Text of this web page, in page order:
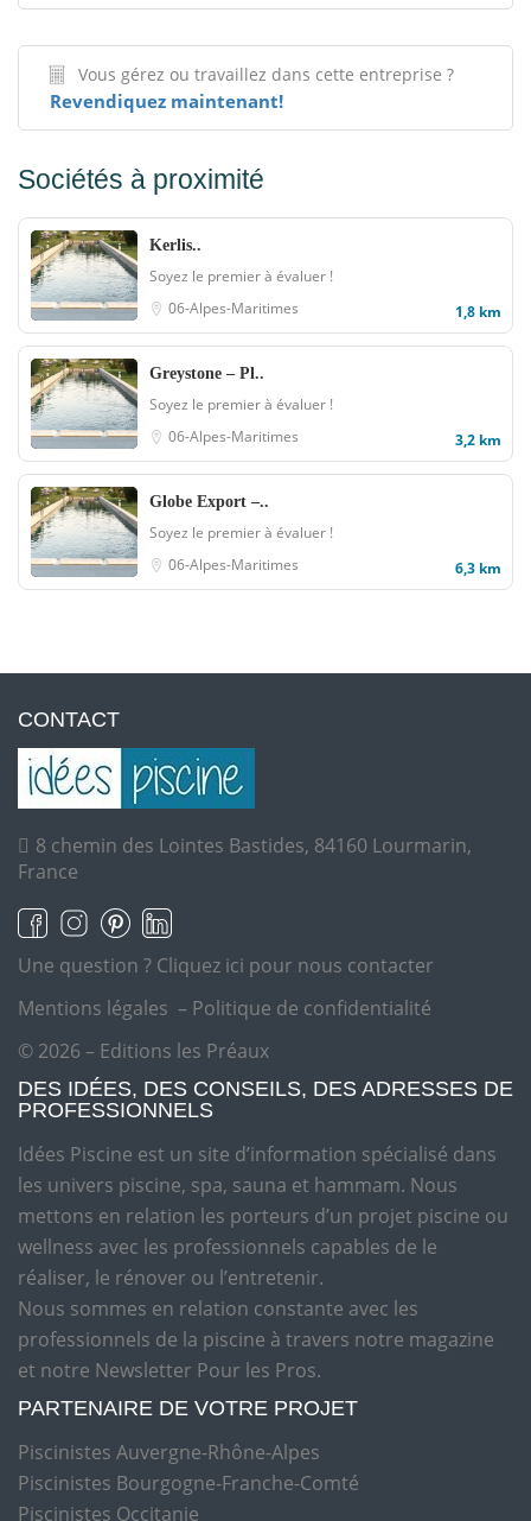
Vous gérez ou travaillez dans cette entreprise ?
Revendiquez maintenant!
Sociétés à proximité
Kerlis..
Soyez le premier à évaluer !
06-Alpes-Maritimes
1,8 km
Greystone – Pl..
Soyez le premier à évaluer !
06-Alpes-Maritimes
3,2 km
Globe Export –..
Soyez le premier à évaluer !
06-Alpes-Maritimes
6,3 km
CONTACT
8 chemin des Lointes Bastides, 84160 Lourmarin,
France
Une question ? Cliquez ici pour nous contacter
Mentions légales – Politique de confidentialité
© 2026 – Editions les Préaux
DES IDÉES, DES CONSEILS, DES ADRESSES DE
PROFESSIONNELS
Idées Piscine est un site d’information spécialisé dans
les univers piscine, spa, sauna et hammam. Nous
mettons en relation les porteurs d’un projet piscine ou
wellness avec les professionnels capables de le
réaliser, le rénover ou l’entretenir.
Nous sommes en relation constante avec les
professionnels de la piscine à travers notre magazine
et notre Newsletter Pour les Pros.
PARTENAIRE DE VOTRE PROJET
Piscinistes Auvergne-Rhône-Alpes
Piscinistes Bourgogne-Franche-Comté
Piscinistes Occitanie